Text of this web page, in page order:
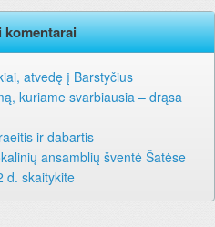
komentarai
atvedę į Barstyčius
kuriame svarbiausia – drąsa
ir dabartis
ansamblių šventė Šatėse
d. skaitykite